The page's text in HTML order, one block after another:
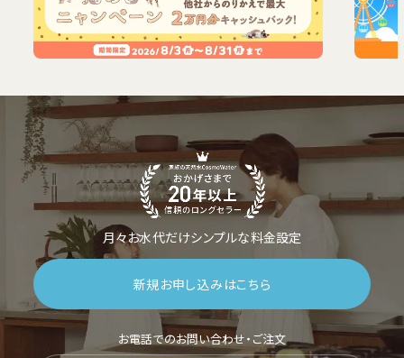
月々お水代だけシンプルな料金設定
新規お申し込みはこちら
お電話でのお問い合わせ・ご注文